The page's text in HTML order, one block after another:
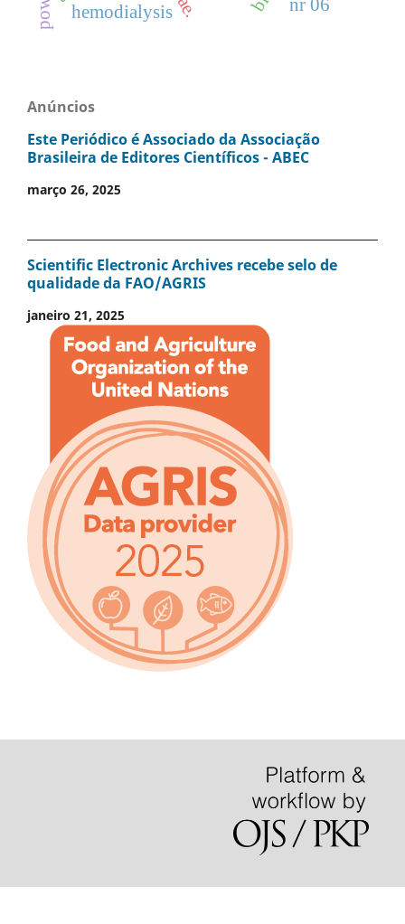
hemodialysis nr 06
Anúncios
Este Periódico é Associado da Associação
Brasileira de Editores Científicos - ABEC
março 26, 2025
Scientific Electronic Archives recebe selo de
qualidade da FAO/AGRIS
janeiro 21, 2025